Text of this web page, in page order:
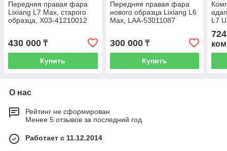
Передняя правая фара
Lixiang L7 Max, старого
образца, X03-41210012
430 000 ₸
Купить
Передняя правая фара
нового образца Lixiang L6
Max, LAA-53011087
300 000₸
Купить
L7
О нас
Рейтинг не сформирован
Менее 5 отзывов за последний год
Работает с 11.12.2014